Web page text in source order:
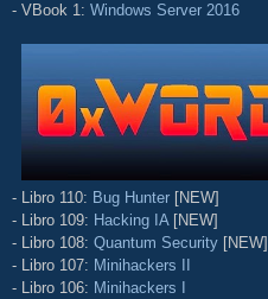
- VBook 1: Windows Server 2016
- Libro 110: Bug Hunter [NEW]
- Libro 109: Hacking IA [NEW]
- Libro 108: Quantum Security [NEW]
- Libro 107: Minihackers II
- Libro 106: Minihackers I